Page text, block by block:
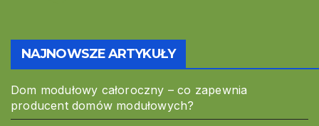
NAJNOWSZE ARTYKUŁY
Dom modułowy całoroczny – co zapewnia
producent domów modułowych?